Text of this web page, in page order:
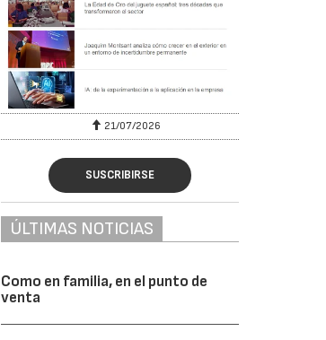
21/07/2026
SUSCRIBIRSE
ÚLTIMAS NOTICIAS
Como en familia, en el punto de
venta